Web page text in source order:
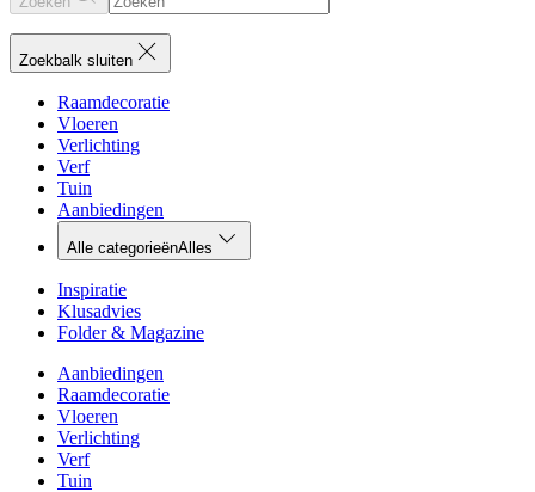
Zoekbalk sluiten
Raamdecoratie
Vloeren
Verlichting
Verf
Tuin
Aanbiedingen
Alle categorieënAlles
Inspiratie
Klusadvies
Folder & Magazine
Aanbiedingen
Raamdecoratie
Vloeren
Verlichting
Verf
Tuin